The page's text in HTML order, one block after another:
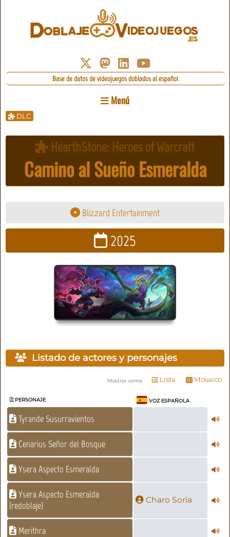
Base de datos de videojuegos doblados al español
Menú
DLC
HearthStone: Heroes of Warcraft
Camino al Sueño Esmeralda
Blizzard Entertainment
2025
Listado de actores y personajes
Mostrar como Lista Mosaico
PERSONAJE VOZ ESPAÑOLA
Tyrande Susurravientos
Cenarius Señor del Bosque
Ysera Aspecto Esmeralda
Ysera Aspecto Esmeralda
(redoblaje)
Charo Soria
Merithra